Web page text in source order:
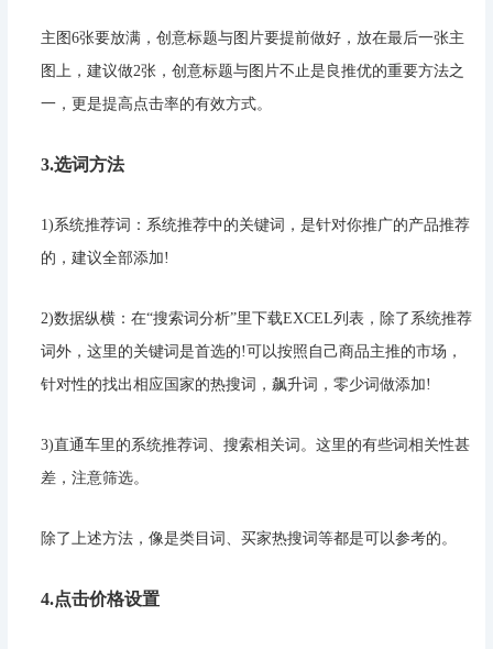
主图6张要放满，创意标题与图片要提前做好，放在最后一张主
图上，建议做2张，创意标题与图片不止是良推优的重要方法之
一，更是提高点击率的有效方式。
3.选词方法
1)系统推荐词：系统推荐中的关键词，是针对你推广的产品推荐
的，建议全部添加!
2)数据纵横：在“搜索词分析”里下载EXCEL列表，除了系统推荐
词外，这里的关键词是首选的!可以按照自己商品主推的市场，
针对性的找出相应国家的热搜词，飙升词，零少词做添加!
3)直通车里的系统推荐词、搜索相关词。这里的有些词相关性甚
差，注意筛选。
除了上述方法，像是类目词、买家热搜词等都是可以参考的。
4.点击价格设置